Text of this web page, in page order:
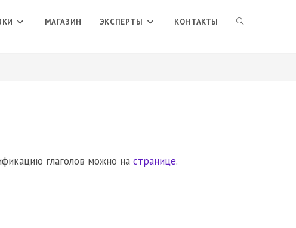
МАГАЗИН ЭКСПЕРТЫ КОНТАКТЫ ПЕРЕКЛЮЧИТЬ
глаголов можно на странице.